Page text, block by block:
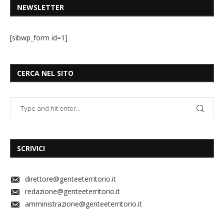
NEWSLETTER
[sibwp_form id=1]
CERCA NEL SITO
SCRIVICI
direttore@genteeterritorio.it
redazione@genteeterritorio.it
amministrazione@genteeterritorio.it